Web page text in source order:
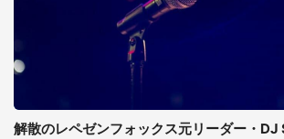
解散のレペゼンフォックス元リーダー・DJ